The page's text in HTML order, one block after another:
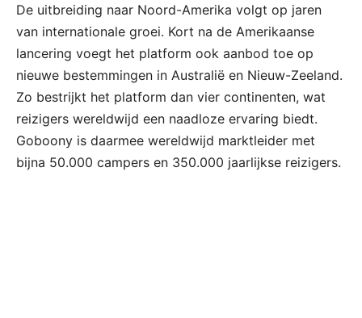
De uitbreiding naar Noord-Amerika volgt op jaren
van internationale groei. Kort na de Amerikaanse
lancering voegt het platform ook aanbod toe op
nieuwe bestemmingen in Australië en Nieuw-Zeeland.
Zo bestrijkt het platform dan vier continenten, wat
reizigers wereldwijd een naadloze ervaring biedt.
Goboony is daarmee wereldwijd marktleider met
bijna 50.000 campers en 350.000 jaarlijkse reizigers.